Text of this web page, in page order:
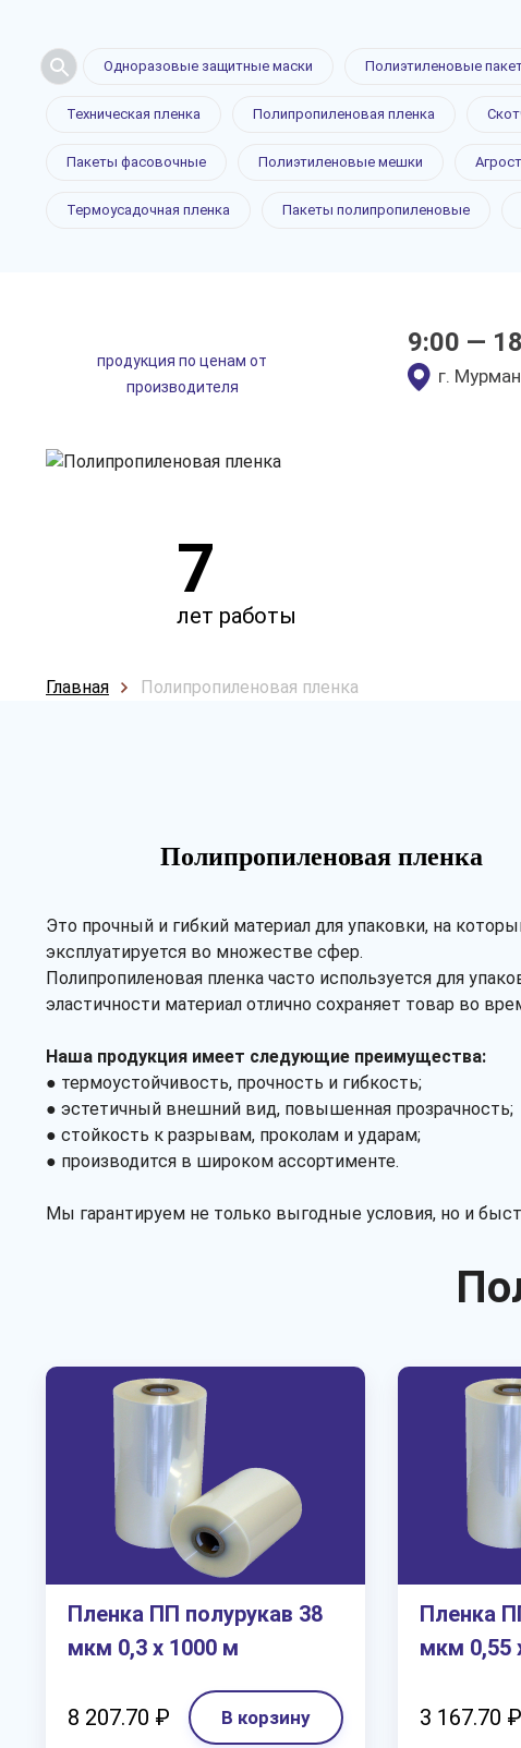
Одноразовые защитные маски Полиэтиленовые
Техническая пленка Полипропиленовая пленка
Пакеты фасовочные Полиэтиленовые мешки
Термоусадочная пленка Пакеты полипропиленовые
продукция по ценам от
производителя
9:00 —
г.
только приятные цены
7
лет работы
Главная Полипропиленовая пленка
Полипропиленовая пленка
Это прочный и гибкий материал для упаковки, на
эксплуатируется во множестве сфер.
Полипропиленовая пленка часто используется для
эластичности материал отлично сохраняет товар во
Наша продукция имеет следующие преимущества:
● термоустойчивость, прочность и гибкость;
● эстетичный внешний вид, повышенная прозрачность;
● стойкость к разрывам, проколам и ударам;
● производится в широком ассортименте.
Мы гарантируем не только выгодные условия, но и
Пленка ПП полурукав 38
мкм 0,3 х 1000 м
8 207.70 ₽ В корзину
Пленка
мкм 0,55
3 167.70 ₽